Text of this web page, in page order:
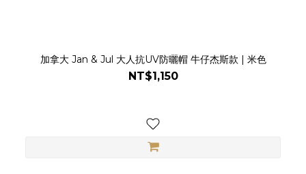
加拿大 Jan & Jul 大人抗UV防曬帽 牛仔杰斯款 | 米色
NT$1,150